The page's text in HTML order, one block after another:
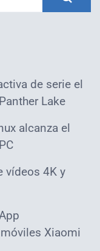
de serie el
Lake
alcanza el
vídeos 4K y
Xiaomi